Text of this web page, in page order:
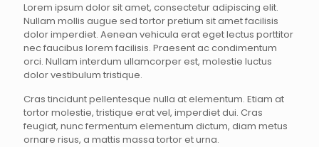
Lorem ipsum dolor sit amet, consectetur adipiscing elit.
Nullam mollis augue sed tortor pretium sit amet facilisis
dolor imperdiet. Aenean vehicula erat eget lectus porttitor
nec faucibus lorem facilisis. Praesent ac condimentum
orci. Nullam interdum ullamcorper est, molestie luctus
dolor vestibulum tristique.
Cras tincidunt pellentesque nulla at elementum. Etiam at
tortor molestie, tristique erat vel, imperdiet dui. Cras
feugiat, nunc fermentum elementum dictum, diam metus
ornare risus, a mattis massa tortor et urna.